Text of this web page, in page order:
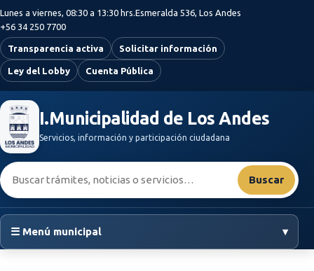
Saltar al contenido principal
Lunes a viernes, 08:30 a 13:30 hrs.Esmeralda 536, Los Andes
+56 34 250 7700
Transparencia activa Solicitar información
Ley del Lobby Cuenta Pública
I.Municipalidad de Los Andes
Servicios, información y participación ciudadana
Buscar:
Buscar
☰ Menú municipal ▾